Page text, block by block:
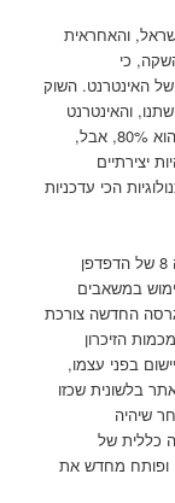
והאחראית
כי
של האינטרנט. השוק
והאינטרנט
עצמו השתנה. בישראל, נתח השוק של אקספלורר הוא 80%, אבל,
יצירתיים
הכי עדכניות
במיקרוסופט טוענים לשיפורים גדולים מאוד בגרסה 8 של הדפדפן
שימוש במשאבים
החדשה צורכת
ופחות מ-20% אחוזים מכמות הזיכרון
יישום בפני עצמו,
בלשונית שכזו
שיהיה
כללית של
ופותח מחדש את